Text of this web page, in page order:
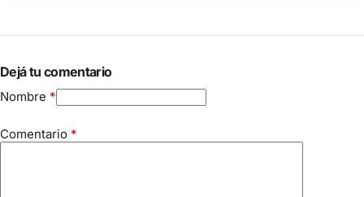
Dejá tu comentario
Nombre *
Comentario *